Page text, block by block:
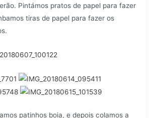
Pintámos pratos de papel para fazer
tiras de papel para fazer os
patinhos boia, e depois colamos a